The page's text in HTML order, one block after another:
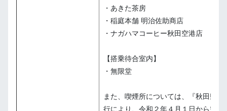
・あきた茶房
・稲庭本舗 明治佐助商店
・ナガハマコーヒー秋田空港店
【搭乗待合室内】
・無限堂
また、喫煙所については、『秋田県
行により、令和２年４月１日から空港